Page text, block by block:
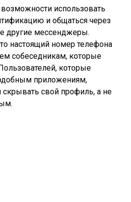
использовать
и общаться через
другие мессенджеры.
настоящий номер телефона
собеседникам, которые
которые
приложениям,
скрывать свой профиль, а не